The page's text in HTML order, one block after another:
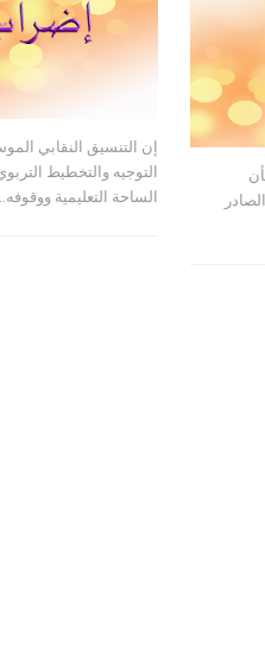
بشأن
التوجيه والتخطيط
الساحة التعليمية ووقوفه